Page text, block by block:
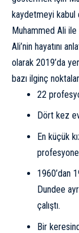
kaydetmeyi kabul
Muhammed Ali
Ali’nin hayatını
olarak 2019’da
bazı ilginç
22
Dört kez
En küçük
1960’dan
Dundee
çalıştı.
Bir